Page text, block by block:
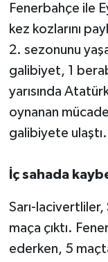
Fenerbahçe ile
kez kozlarını
2. sezonunu
galibiyet, 1
yarısında
oynanan
galibiyete ulaştı.
İç sahada
Sarı-
maça çıktı.
ederken, 5